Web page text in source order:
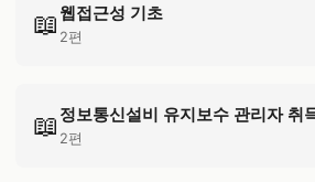
📖 웹접근성 기초
2편
📖 정보통신설비 유지보수 관리자 취
2편